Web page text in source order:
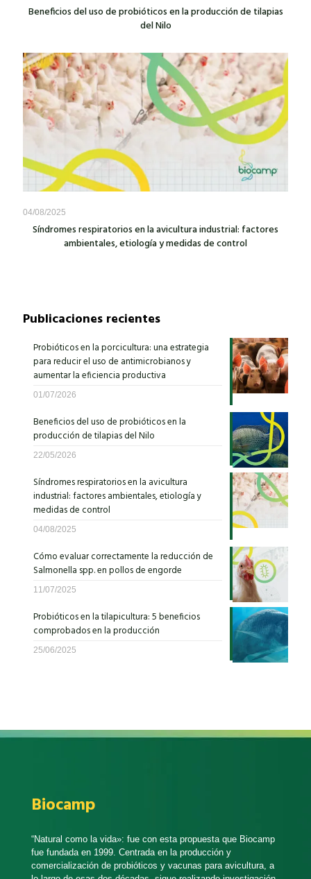
Beneficios del uso de probióticos en la producción de tilapias
del Nilo
04/08/2025
Síndromes respiratorios en la avicultura industrial: factores
ambientales, etiología y medidas de control
Publicaciones recientes
Probióticos en la porcicultura: una estrategia
para reducir el uso de antimicrobianos y
aumentar la eficiencia productiva
01/07/2026
Beneficios del uso de probióticos en la
producción de tilapias del Nilo
22/05/2026
Síndromes respiratorios en la avicultura
industrial: factores ambientales, etiología y
medidas de control
04/08/2025
Cómo evaluar correctamente la reducción de
Salmonella spp. en pollos de engorde
11/07/2025
Probióticos en la tilapicultura: 5 beneficios
comprobados en la producción
25/06/2025
Biocamp
“Natural como la vida»: fue con esta propuesta que Biocamp
fue fundada en 1999. Centrada en la producción y
comercialización de probióticos y vacunas para avicultura, a